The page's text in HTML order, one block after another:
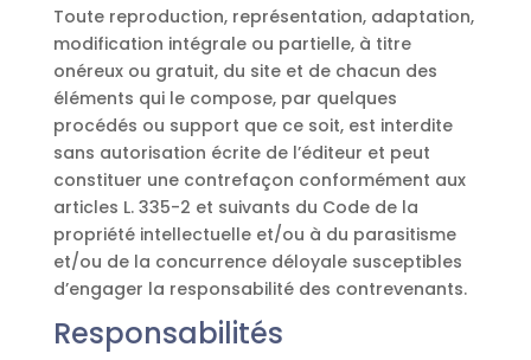
Toute reproduction, représentation, adaptation,
modification intégrale ou partielle, à titre
onéreux ou gratuit, du site et de chacun des
éléments qui le compose, par quelques
procédés ou support que ce soit, est interdite
sans autorisation écrite de l’éditeur et peut
constituer une contrefaçon conformément aux
articles L. 335-2 et suivants du Code de la
propriété intellectuelle et/ou à du parasitisme
et/ou de la concurrence déloyale susceptibles
d’engager la responsabilité des contrevenants.
Responsabilités